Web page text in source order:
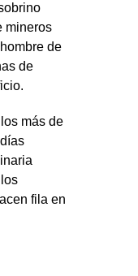
mineros
de
de
más de
fila en